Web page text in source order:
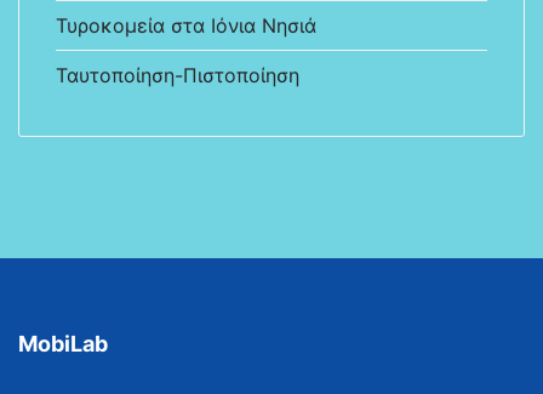
Τυροκομεία στα Ιόνια Νησιά
Ταυτοποίηση-Πιστοποίηση
MobiLab